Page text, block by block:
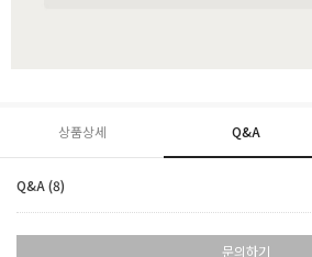
상품상세 Q&A
Q&A (8)
문의하기